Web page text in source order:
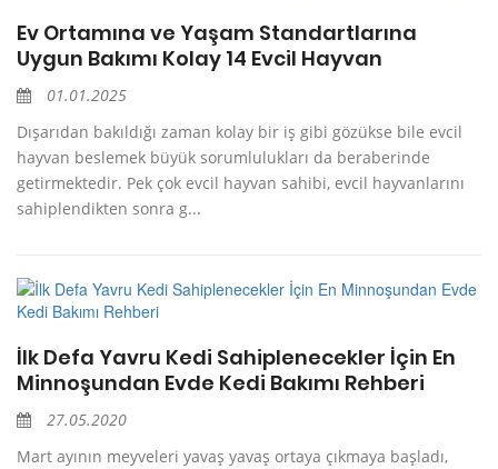
Ev Ortamına ve Yaşam Standartlarına
Uygun Bakımı Kolay 14 Evcil Hayvan
01.01.2025
Dışarıdan bakıldığı zaman kolay bir iş gibi gözükse bile evcil
hayvan beslemek büyük sorumlulukları da beraberinde
getirmektedir. Pek çok evcil hayvan sahibi, evcil hayvanlarını
sahiplendikten sonra g...
İlk Defa Yavru Kedi Sahiplenecekler İçin En
Minnoşundan Evde Kedi Bakımı Rehberi
27.05.2020
Mart ayının meyveleri yavaş yavaş ortaya çıkmaya başladı,